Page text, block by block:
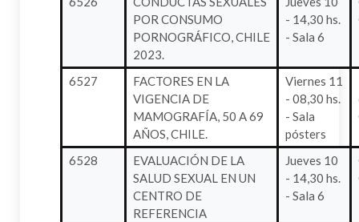
POR CONSUMO
PORNOGRÁFICO, CHILE
2023.
- 14,30 hs.
- Sala 6
6527
FACTORES EN LA
VIGENCIA DE
MAMOGRAFÍA, 50 A 69
AÑOS, CHILE.
Viernes 11
- 08,30 hs.
- Sala
pósters
6528
EVALUACIÓN DE LA
SALUD SEXUAL EN UN
CENTRO DE
REFERENCIA
Jueves 10
- 14,30 hs.
- Sala 6